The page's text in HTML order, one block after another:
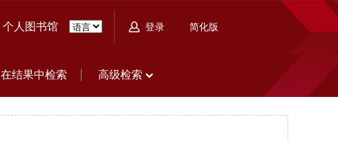
个人图书馆 登录 简化版
在结果中检索 高级检索